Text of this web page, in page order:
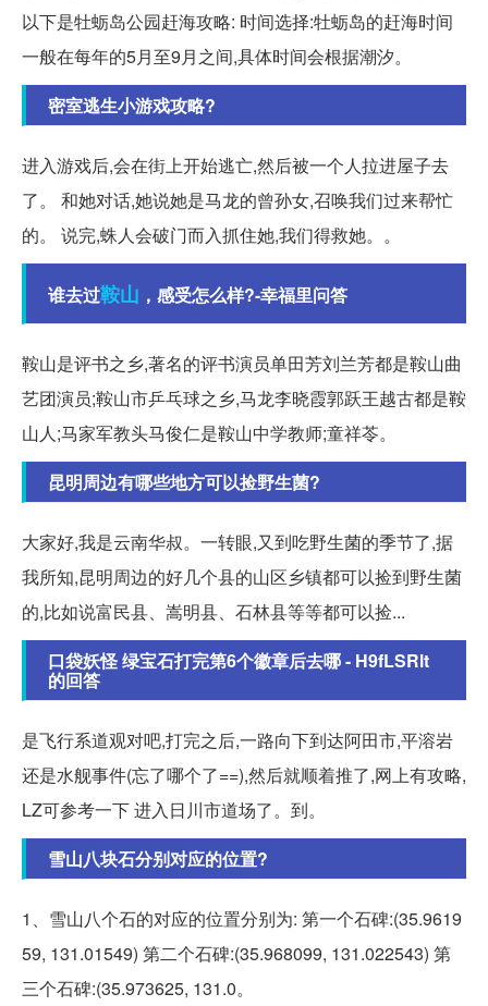
以下是牡蛎岛公园赶海攻略: 时间选择:牡蛎岛的赶海时间
一般在每年的5月至9月之间,具体时间会根据潮汐。
密室逃生小游戏攻略?
进入游戏后,会在街上开始逃亡,然后被一个人拉进屋子去
了。 和她对话,她说她是马龙的曾孙女,召唤我们过来帮忙
的。 说完,蛛人会破门而入抓住她,我们得救她。。
谁去过鞍山 ，感受怎么样?-幸福里问答
鞍山是评书之乡,著名的评书演员单田芳刘兰芳都是鞍山曲
艺团演员;鞍山市乒乓球之乡,马龙李晓霞郭跃王越古都是鞍
山人;马家军教头马俊仁是鞍山中学教师;童祥苓。
昆明周边有哪些地方可以捡野生菌?
大家好,我是云南华叔。一转眼,又到吃野生菌的季节了,据
我所知,昆明周边的好几个县的山区乡镇都可以捡到野生菌
的,比如说富民县、嵩明县、石林县等等都可以捡...
口袋妖怪 绿宝石打完第6个徽章后去哪 - H9fLSRlt
的回答
是飞行系道观对吧,打完之后,一路向下到达阿田市,平溶岩
还是水舰事件(忘了哪个了==),然后就顺着推了,网上有攻略,
LZ可参考一下 进入日川市道场了。到。
雪山八块石分别对应的位置?
1、雪山八个石的对应的位置分别为: 第一个石碑:(35.9619
59, 131.01549) 第二个石碑:(35.968099, 131.022543) 第
三个石碑:(35.973625, 131.0。